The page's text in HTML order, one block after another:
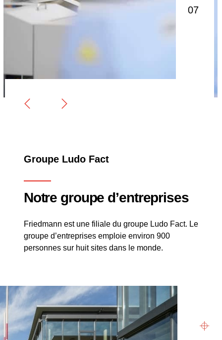
07
Groupe Ludo Fact
Notre groupe d’entreprises
Friedmann est une filiale du groupe Ludo Fact. Le
groupe d’entreprises emploie environ 900
personnes sur huit sites dans le monde.